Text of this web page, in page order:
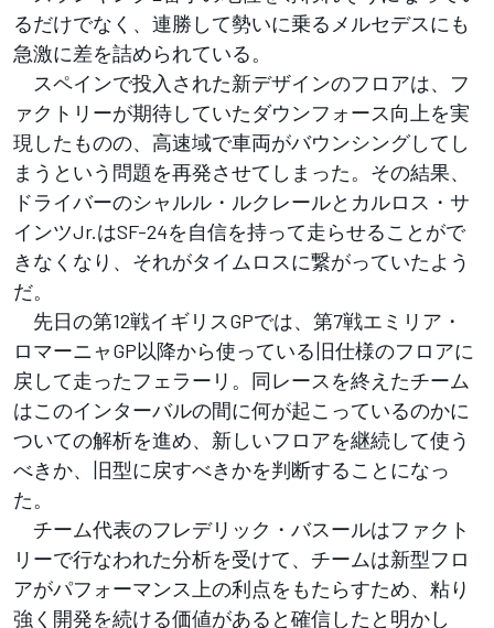
るだけでなく、連勝して勢いに乗るメルセデスにも
急激に差を詰められている。
スペインで投入された新デザインのフロアは、フ
ァクトリーが期待していたダウンフォース向上を実
現したものの、高速域で車両がバウンシングしてし
まうという問題を再発させてしまった。その結果、
ドライバーのシャルル・ルクレールとカルロス・サ
インツJr.はSF-24を自信を持って走らせることがで
きなくなり、それがタイムロスに繋がっていたよう
だ。
先日の第12戦イギリスGPでは、第7戦エミリア・
ロマーニャGP以降から使っている旧仕様のフロアに
戻して走ったフェラーリ。同レースを終えたチーム
はこのインターバルの間に何が起こっているのかに
ついての解析を進め、新しいフロアを継続して使う
べきか、旧型に戻すべきかを判断することになっ
た。
チーム代表のフレデリック・バスールはファクト
リーで行なわれた分析を受けて、チームは新型フロ
アがパフォーマンス上の利点をもたらすため、粘り
強く開発を続ける価値があると確信したと明かし